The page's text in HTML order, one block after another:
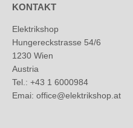
KONTAKT
Elektrikshop
Hungereckstrasse 54/6
1230 Wien
Austria
Tel.: +43 1 6000984
Emai: office@elektrikshop.at